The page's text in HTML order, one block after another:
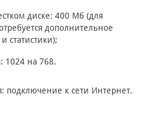
диске: 400 Мб (для
дополнительное
статистики);
1024 на 768.
подключение к сети Интернет.